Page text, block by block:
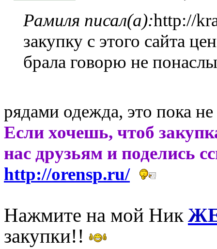
Рамиля писал(а):http://
закупку с этого сайта
брала говорю не
рядами одежда, это пока
Если хочешь, чтоб
нас друзьям и поделись
http://orensp.ru/
Нажмите на мой Ник
закупки!!